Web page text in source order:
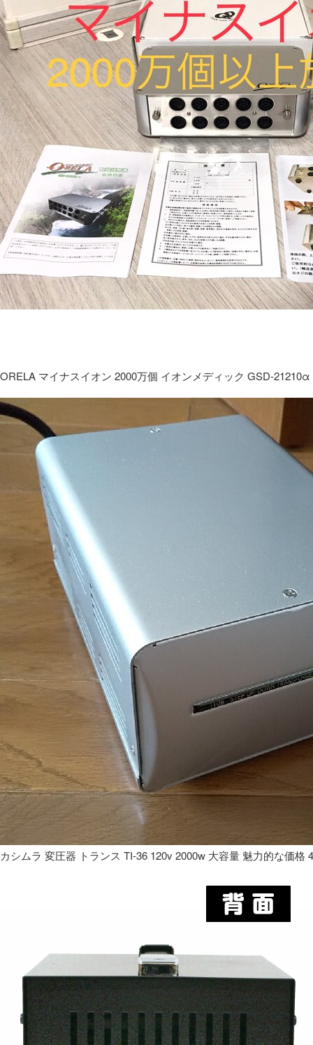
ORELA マイナスイオン 2000万個 イオンメディック GSD-21210α
カシムラ 変圧器 トランス TI-36 120v 2000w 大容量 魅力的な価格